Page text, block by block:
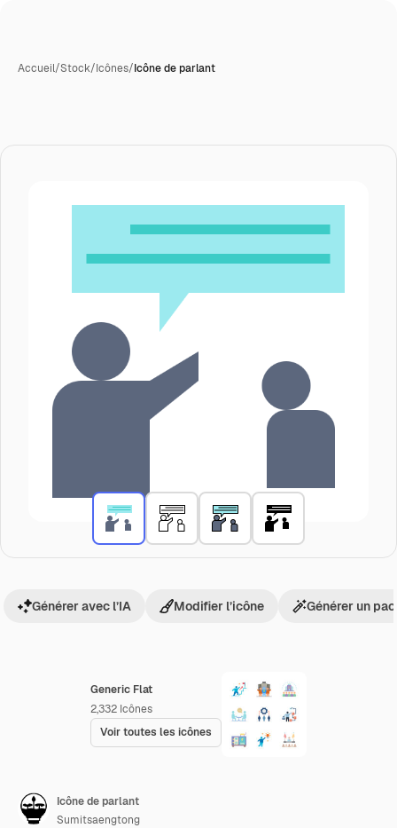
Accueil/Stock/Icônes/Icône de parlant
Generic Flat
2,332 Icônes
Voir toutes les icônes
Générer avec l’IA Modifier l’icône Générer un
Icône de parlant
Sumitsaengtong